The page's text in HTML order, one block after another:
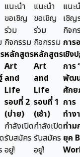
ำ
ชิญ
รม
สูตร
ที่ 2
)
เปิด
คร
แนะนำ
ขอเชิญ
กิจกรรม
หลักสูตร
and
Life
รอบที่ 1
(เช้า)
กำลังเปิด
รับสมัคร
แนะนำขอ
เชิญร่วม
กิจกรรม
การอบรม
เชิงปฏิบัติ
การ “การ
พัฒนา
ศักยภาพ
การ
ทำงาน
ท่ามกลาง
ยุค BANI
World